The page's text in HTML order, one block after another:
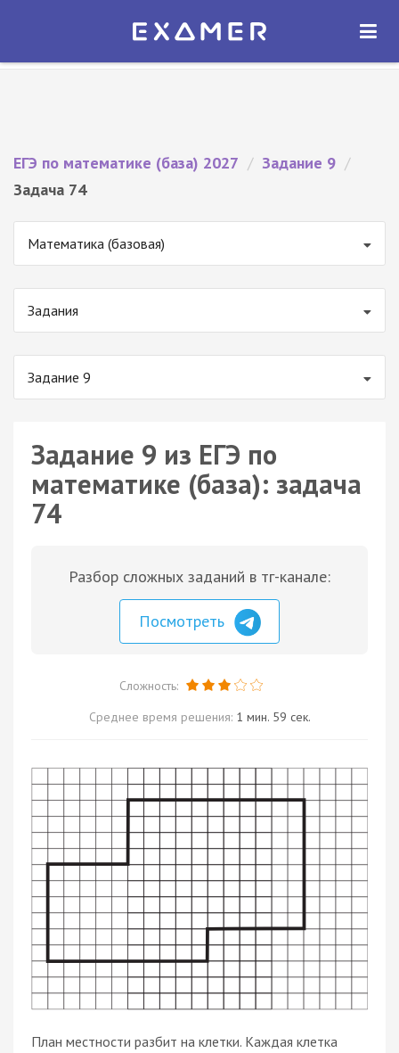
Экзамер — ЕГЭ 2027
ОТКРЫТЬ
ЕГЭ по математике (база) 2027 / Задание 9 /
Задача 74
Математика (базовая)
Задания
Задание 9
Задание 9 из ЕГЭ по
математике (база): задача
74
Разбор сложных заданий в тг-канале:
Посмотреть
Сложность:
Среднее время решения: 1 мин. 59 сек.
План местности разбит на клетки. Каждая клетка